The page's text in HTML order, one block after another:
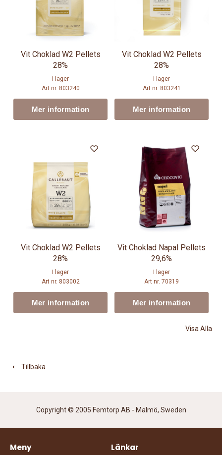
Vit Choklad W2 Pellets
28%
I lager
Art nr. 803240
Mer information
Vit Choklad W2 Pellets
28%
I lager
Art nr. 803241
Mer information
Vit Choklad W2 Pellets
28%
I lager
Art nr. 803002
Mer information
Vit Choklad Napal Pellets
29,6%
I lager
Art nr. 70319
Mer information
Visa Alla
Tillbaka
Copyright © 2005 Femtorp AB - Malmö, Sweden
Meny Länkar